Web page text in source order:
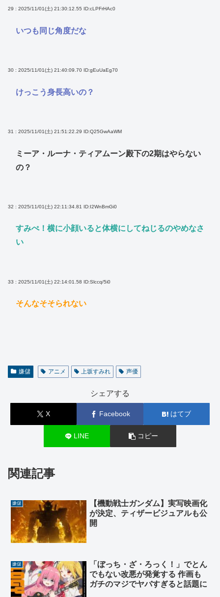
29 : 2025/11/01(土) 21:30:12.55 ID:cLPFrHAc0
いつも同じ角度だな
30 : 2025/11/01(土) 21:40:09.70 ID:gEuUaEg70
けっこう身長高いの？
31 : 2025/11/01(土) 21:51:22.29 ID:Q25GwAaWM
ミーア・ルーナ・ティアムーン殿下の2期はやらない
の？
32 : 2025/11/01(土) 22:11:34.81 ID:I2WnBmGi0
すみぺ！横に小顔いると体横にしてねじるのやめなさ
い
33 : 2025/11/01(土) 22:14:01.58 ID:Slccq/5i0
そんなそそられない
嫌儲 アニメ 上坂すみれ 声優
シェアする
X Facebook はてブ
LINE コピー
関連記事
嫌儲
【機動戦士ガンダム】実写映画化
が決定、ティザービジュアルも公
開
嫌儲
「ぼっち・ざ・ろっく！」でとん
でもない改悪が発覚する 作画も
ガチのマジでヤバすぎると話題に